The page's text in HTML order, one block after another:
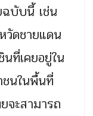
ฉบับนี้ เช่น
วัดชายแดน
ที่เคยอยู่ใน
นในพื้นที่
จะสามารถ